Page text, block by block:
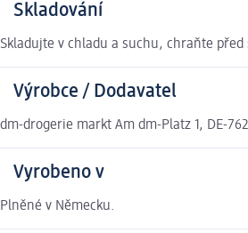
Skladování
Skladujte v chladu a suchu, chraňte
Výrobce / Dodavatel
dm-drogerie markt Am dm-Platz 1, DE-
Vyrobeno v
Plněné v Německu.